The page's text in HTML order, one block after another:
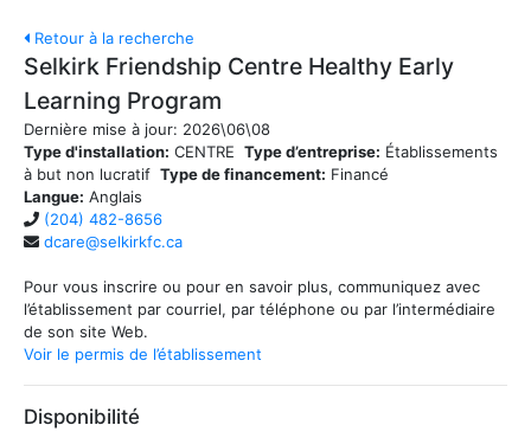
Retour à la recherche
Selkirk Friendship Centre Healthy Early
Learning Program
Dernière mise à jour: 2026\06\08
Type d'installation: CENTRE Type d’entreprise: Établissements
à but non lucratif Type de financement: Financé
Langue: Anglais
(204) 482-8656
dcare@selkirkfc.ca
Pour vous inscrire ou pour en savoir plus, communiquez avec
l’établissement par courriel, par téléphone ou par l’intermédiaire
de son site Web.
Voir le permis de l’établissement
Disponibilité